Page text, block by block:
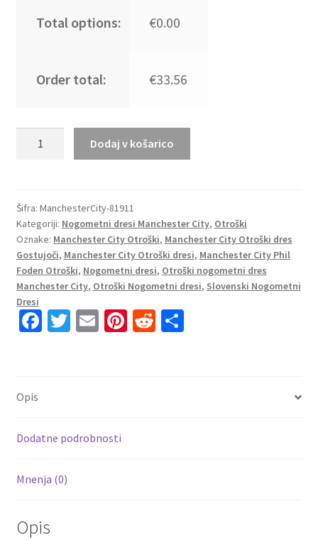
Total options: €0.00
Order total: €33.56
kompleti
Manchester
City
Vratar
Gostujoči
22-
23
Kratek
hlače
Dodaj v košarico
Šifra: ManchesterCity-81911
Kategoriji: Nogometni dresi Manchester City, Otroški
Oznake: Manchester City Otroški, Manchester City Otroški dres
Gostujoči, Manchester City Otroški dresi, Manchester City Phil
Foden Otroški, Nogometni dresi, Otroški nogometni dres
Manchester City, Otroški Nogometni dresi, Slovenski Nogometni
Dresi
Fa
k
T E Pi R S
Opis
Dodatne podrobnosti
Mnenja (0)
Opis